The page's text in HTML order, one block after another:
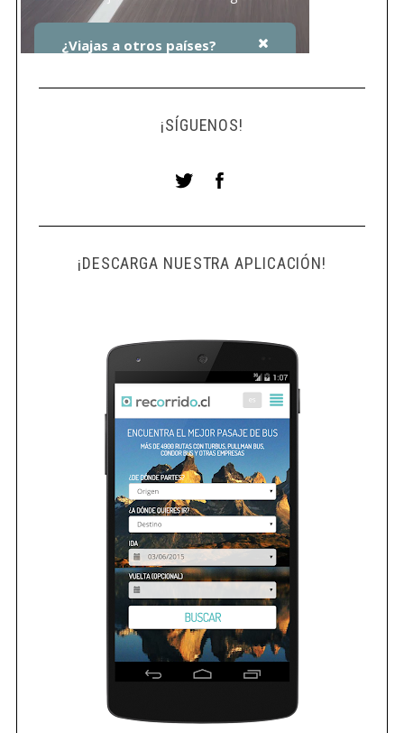
¡SÍGUENOS!
¡DESCARGA NUESTRA APLICACIÓN!